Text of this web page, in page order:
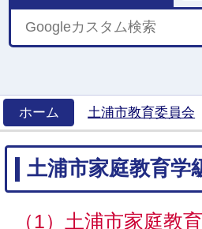
ホーム
土浦市教育委員会
土浦市家庭教育学
（1）土浦市家庭教